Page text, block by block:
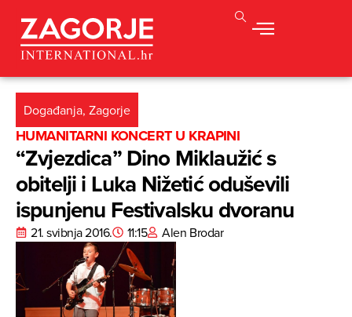
Događanja, Zagorje
HUMANITARNI KONCERT U KRAPINI
“Zvjezdica” Dino Miklaužić s
obitelji i Luka Nižetić oduševili
ispunjenu Festivalsku dvoranu
21. svibnja 2016. 11:15 Alen Brodar